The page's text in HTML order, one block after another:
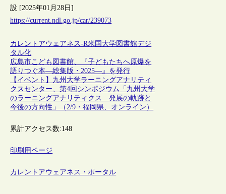
設 [2025年01月28日]
https://current.ndl.go.jp/car/239073
カレントアウェアネス-R米国 大学図書館デジ
タル化
広島市こども図書館、『子どもたちへ原爆を
語りつぐ本―総集版・2025―』を発行
【イベント】九州大学ラーニングアナリティ
クスセンター、第4回シンポジウム「九州大学
のラーニングアナリティクス 発展の軌跡と
今後の方向性」（2/9・福岡県、オンライン）
累計アクセス数:148
印刷用ページ
カレントアウェアネス・ポータル